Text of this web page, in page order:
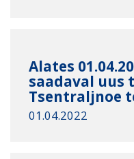
Alates
saadaval uus
Tsentraljnoe
01.04.2022